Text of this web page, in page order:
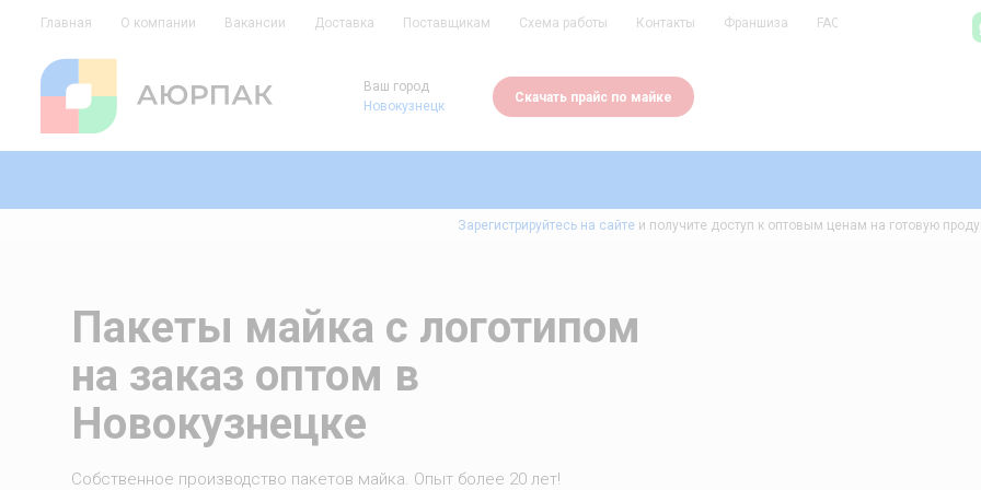
Главная О компании Вакансии Доставка Поставщикам Схема работы Контакты Франшиза FAQ
Ваш город
Новокузнецк
Скачать прайс по майке
Зарегистрируйтесь на сайтеи получите доступ к оптовым ценам на готовую
Пакеты майка с логотипом
на заказ оптом в
Новокузнецке
Собственное производство пакетов майка. Опыт более 20 лет!